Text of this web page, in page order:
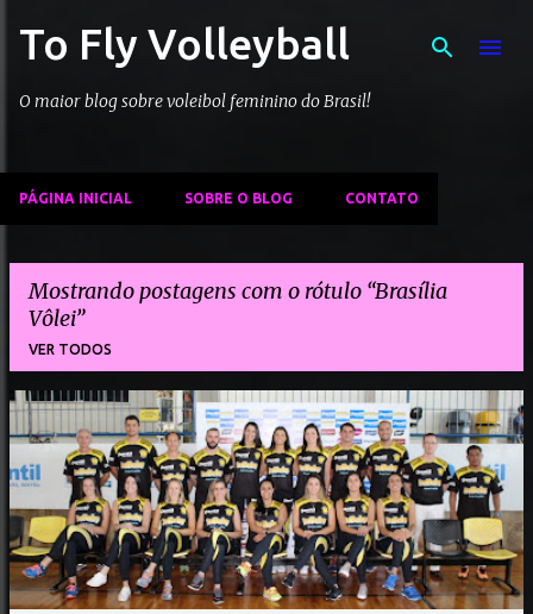
Pular para o conteúdo principal
To Fly Volleyball
O maior blog sobre voleibol feminino do Brasil!
PÁGINA INICIAL SOBRE O BLOG CONTATO
Mostrando postagens com o rótulo Brasília
Vôlei
VER TODOS
P
o
s
t
a
g